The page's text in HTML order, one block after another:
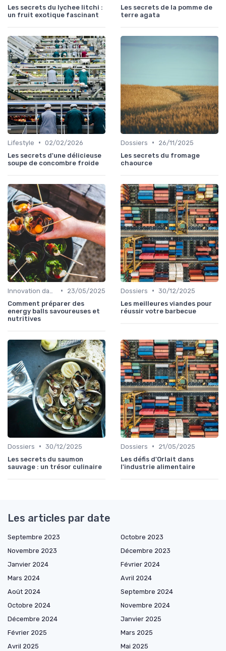
Les secrets du lychee litchi :
un fruit exotique fascinant
Les secrets de la pomme de
terre agata
Lifestyle • 02/02/2026
Les secrets d'une délicieuse
soupe de concombre froide
Dossiers •
26/11/2025
Les secrets du fromage
chaource
•
23/05/2025
Comment préparer des
energy balls savoureuses et
nutritives
Dossiers • 30/12/2025
Les meilleures viandes pour
réussir votre barbecue
Dossiers • 30/12/2025
Les secrets du saumon
sauvage : un trésor culinaire
Dossiers •
21/05/2025
Les défis d'Orlait dans
l'industrie alimentaire
Les articles par date
Septembre 2023
Octobre 2023
Novembre 2023
Décembre 2023
Janvier 2024
Février 2024
Mars 2024
Avril 2024
Août 2024
Septembre 2024
Octobre 2024
Novembre 2024
Décembre 2024
Janvier 2025
Février 2025
Mars 2025
Avril 2025
Mai 2025